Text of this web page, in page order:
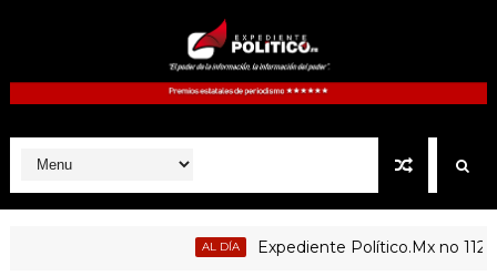
AL DÍA Expediente Político.Mx no 1126